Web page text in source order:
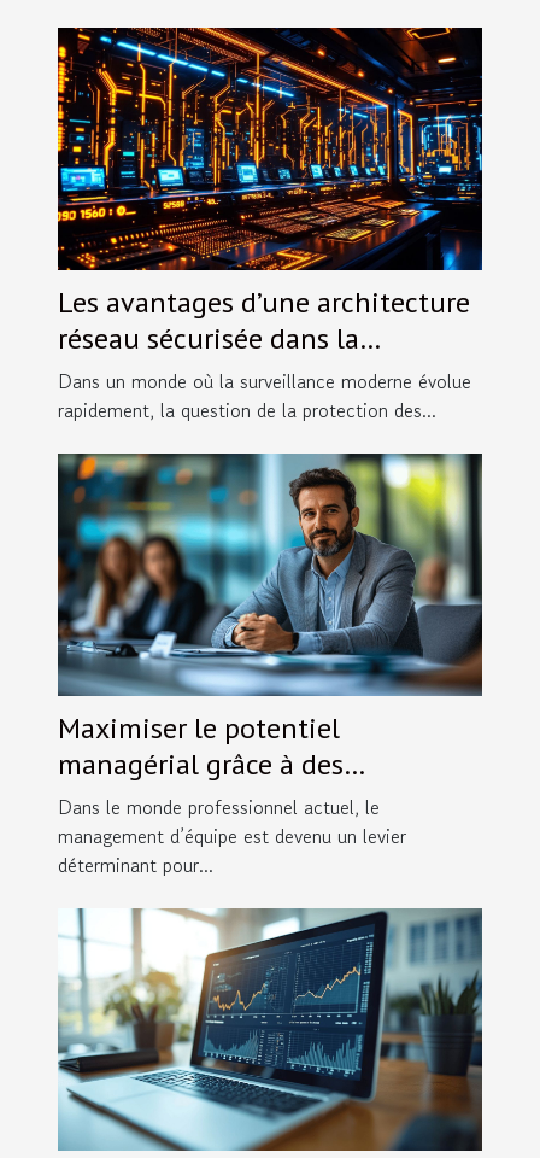
Les avantages d’une architecture
réseau sécurisée dans la
surveillance moderne
Dans un monde où la surveillance moderne évolue
rapidement, la question de la protection des...
Maximiser le potentiel
managérial grâce à des
formations spécialisées
Dans le monde professionnel actuel, le
management d’équipe est devenu un levier
déterminant pour...